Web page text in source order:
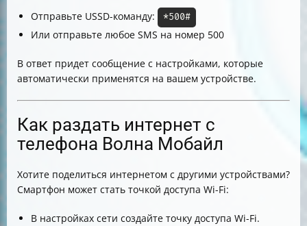
Отправьте USSD-команду: *500#
Или отправьте любое SMS на номер 500
В ответ придет сообщение с настройками, которые
автоматически применятся на вашем устройстве.
Как раздать интернет с
телефона Волна Мобайл
Хотите поделиться интернетом с другими устройствами?
Смартфон может стать точкой доступа Wi-Fi:
В настройках сети создайте точку доступа Wi-Fi.